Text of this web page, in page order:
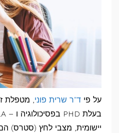
על פי ד"ר שרית פוני , מטפלת
יישומית, מצבי לחץ (סטרס)